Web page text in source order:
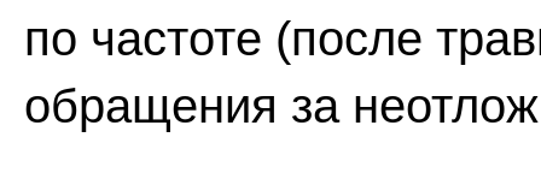
по частоте (после
обращения за